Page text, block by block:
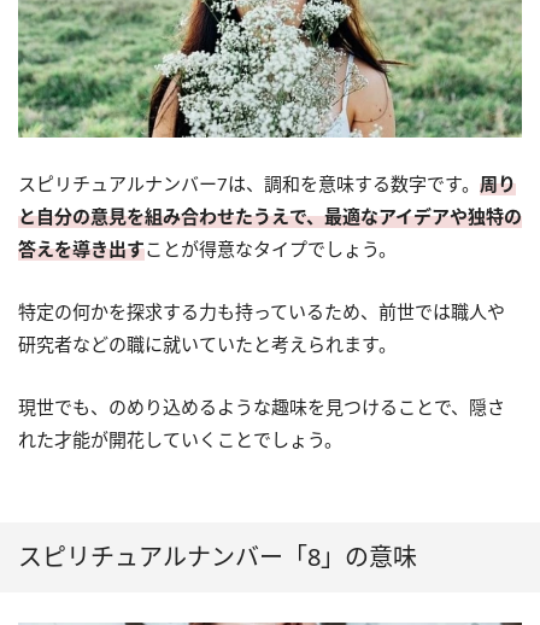
スピリチュアルナンバー7は、調和を意味する数字です。 周り
と自分の意見を組み合わせたうえで、最適なアイデアや独特の
答えを導き出すことが得意なタイプでしょう。
特定の何かを探求する力も持っているため、前世では職人や
研究者などの職に就いていたと考えられます。
現世でも、のめり込めるような趣味を見つけることで、隠さ
れた才能が開花していくことでしょう。
スピリチュアルナンバー「8」の意味